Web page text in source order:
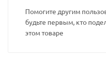
Помогите другим
будьте первым, кто
этом товаре